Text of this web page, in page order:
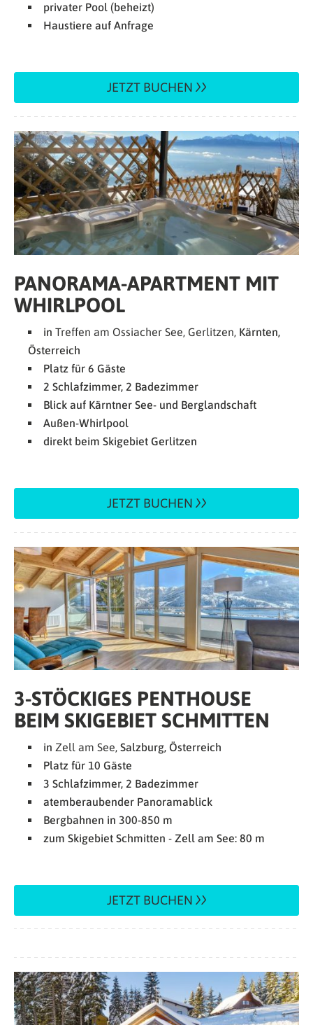
privater Pool (beheizt)
Haustiere auf Anfrage
JETZT BUCHEN
PANORAMA-APARTMENT MIT
WHIRLPOOL
in Treffen am Ossiacher See, Gerlitzen, Kärnten,
Österreich
Platz für 6 Gäste
2 Schlafzimmer, 2 Badezimmer
Blick auf Kärntner See- und Berglandschaft
Außen-Whirlpool
direkt beim Skigebiet Gerlitzen
JETZT BUCHEN
3-STÖCKIGES PENTHOUSE
BEIM SKIGEBIET SCHMITTEN
in Zell am See, Salzburg, Österreich
Platz für 10 Gäste
3 Schlafzimmer, 2 Badezimmer
atemberaubender Panoramablick
Bergbahnen in 300-850 m
zum Skigebiet Schmitten - Zell am See: 80 m
JETZT BUCHEN